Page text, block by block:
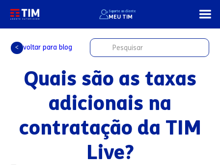
Suporte ao cliente
MEU TIM
< voltar para blog
Quais são as taxas
adicionais na
contratação da TIM
Live?